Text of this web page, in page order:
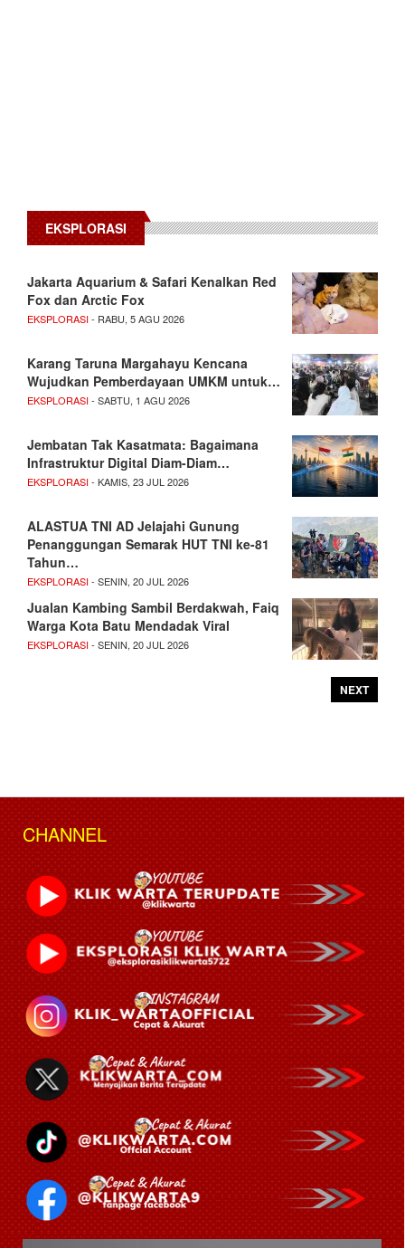
EKSPLORASI
Jakarta Aquarium & Safari Kenalkan Red
Fox dan Arctic Fox
EKSPLORASI- RABU, 5 AGU 2026
Karang Taruna Margahayu Kencana
Wujudkan Pemberdayaan UMKM untuk…
EKSPLORASI- SABTU, 1 AGU 2026
Jembatan Tak Kasatmata: Bagaimana
Infrastruktur Digital Diam-Diam…
EKSPLORASI- KAMIS, 23 JUL 2026
ALASTUA TNI AD Jelajahi Gunung
Penanggungan Semarak HUT TNI ke-81
Tahun…
EKSPLORASI- SENIN, 20 JUL 2026
Jualan Kambing Sambil Berdakwah, Faiq
Warga Kota Batu Mendadak Viral
EKSPLORASI- SENIN, 20 JUL 2026
NEXT
CHANNEL